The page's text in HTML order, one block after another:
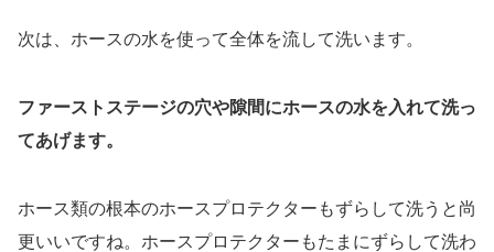
次は、ホースの水を使って全体を流して洗います。
ファーストステージの穴や隙間にホースの水を入れて洗っ
てあげます。
ホース類の根本のホースプロテクターもずらして洗うと尚
更いいですね。ホースプロテクターもたまにずらして洗わ